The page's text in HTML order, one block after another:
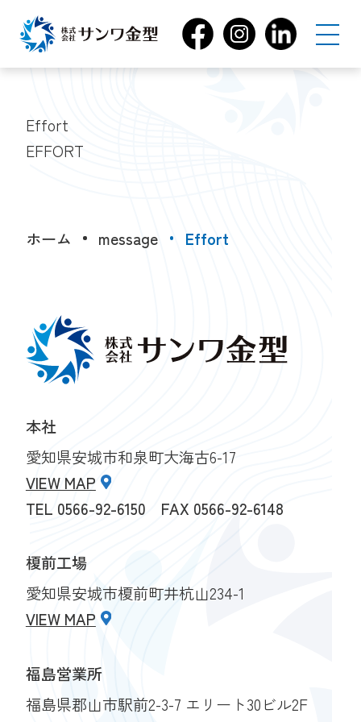
Effort
EFFORT
ホーム message Effort
本社
愛知県安城市和泉町大海古6-17
VIEW MAP
TEL 0566-92-6150 FAX 0566-92-6148
榎前工場
愛知県安城市榎前町井杭山234-1
VIEW MAP
福島営業所
福島県郡山市駅前2-3-7 エリート30ビル2F